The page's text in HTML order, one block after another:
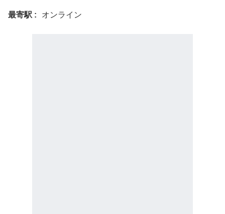
最寄駅 オンライン